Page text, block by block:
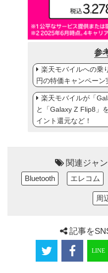
参
楽天モバイルへの乗
円の特価キャンペーン
楽天モバイルが「
と「Galaxy Z Flip8」
イント還元など！
関連ジャ
Bluetooth エレコム
周
記事を